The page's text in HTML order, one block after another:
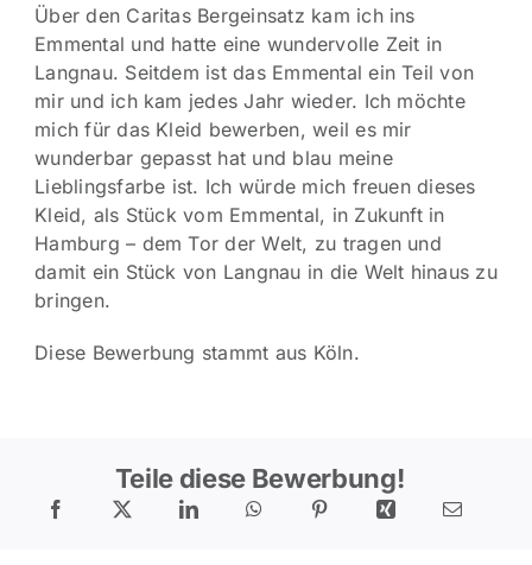
Über den Caritas Bergeinsatz kam ich ins
Emmental und hatte eine wundervolle Zeit in
Langnau. Seitdem ist das Emmental ein Teil von
mir und ich kam jedes Jahr wieder. Ich möchte
mich für das Kleid bewerben, weil es mir
wunderbar gepasst hat und blau meine
Lieblingsfarbe ist. Ich würde mich freuen dieses
Kleid, als Stück vom Emmental, in Zukunft in
Hamburg – dem Tor der Welt, zu tragen und
damit ein Stück von Langnau in die Welt hinaus zu
bringen.
Diese Bewerbung stammt aus Köln.
Teile diese Bewerbung!